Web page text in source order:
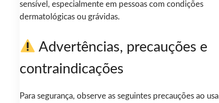
sensível, especialmente em pessoas com condições
dermatológicas ou grávidas.
Advertências, precauções e
contraindicações
Para segurança, observe as seguintes precauções ao